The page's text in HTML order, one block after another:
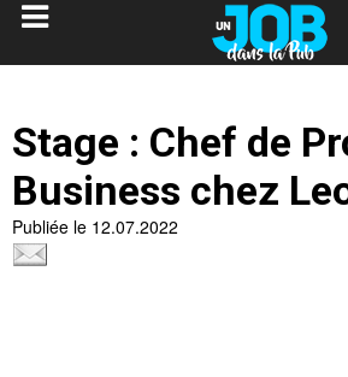
Stage : Chef de
Business chez
Publiée le 12.07.2022